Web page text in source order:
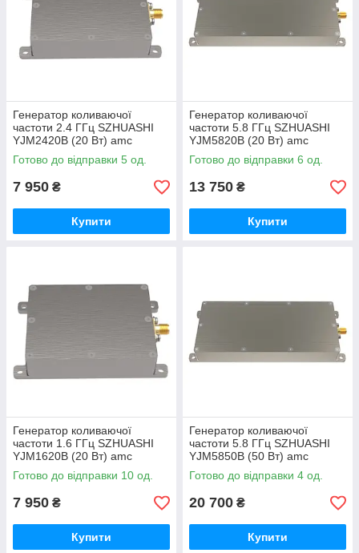
Генератор коливаючої
частоти 2.4 ГГц SZHUASHI
YJM2420B (20 Вт) amc
Готово до відправки 5 од.
7 950 ₴
Купити
Генератор коливаючої
частоти 5.8 ГГц SZHUASHI
YJM5820B (20 Вт) amc
Готово до відправки 6 од.
13 750 ₴
Купити
Генератор коливаючої
частоти 1.6 ГГц SZHUASHI
YJM1620B (20 Вт) amc
Готово до відправки 10 од.
7 950 ₴
Купити
Генератор коливаючої
частоти 5.8 ГГц SZHUASHI
YJM5850B (50 Вт) amc
Готово до відправки 4 од.
20 700 ₴
Купити